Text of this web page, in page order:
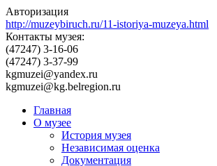
Авторизация
http://muzeybiruch.ru/11-istoriya-muzeya.html
Контакты музея:
(47247) 3-16-06
(47247) 3-37-99
kgmuzei@yandex.ru
kgmuzei@kg.belregion.ru
Главная
О музее
История музея
Независимая оценка
Документация